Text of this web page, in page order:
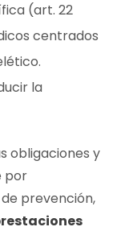
(art. 22
centrados
la
obligaciones y
por
prevención,